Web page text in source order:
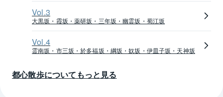
赤坂は1950年代後半から1980年頃まで、高級料亭など
が集まる高級な繁華街として栄えました。銀座と並び
称されたこともあったほどです。
国会議事堂、議員会館などのある永田町と隣接し、欧
米企業や大使館、米軍関係や欧米エアーラインの搭乗
員などが常宿とする高級ホテルが近くに多数あったこ
となどによるといわれています。現在も赤坂二丁目、
Vol.3
大黒坂・霞坂・薬研坂・三年坂・幽霊坂・蜀江坂
Vol.4
霊南坂・市三坂・於多福坂・綱坂・奴坂・伊皿子坂・天神坂
都心散歩についてもっと見る